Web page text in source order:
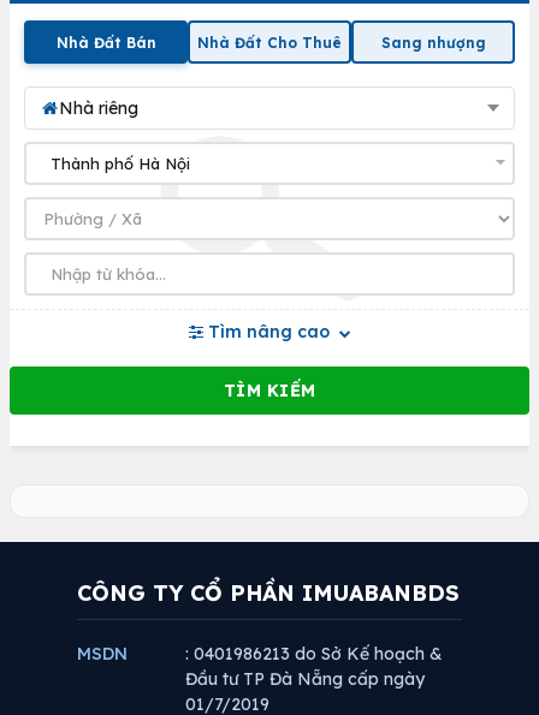
Nhà Đất Bán Nhà Đất Cho Thuê Sang nhượng
Nhà riêng
Tìm nâng cao
CÔNG TY CỔ PHẦN IMUABANBDS
MSDN
: 0401986213 do Sở Kế hoạch &
Đầu tư TP Đà Nẵng cấp ngày
01/7/2019